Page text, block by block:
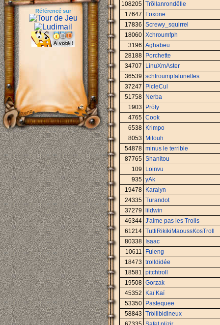
Référencé sur
108205 Trõllanrondëlle
17647
Foxone
17836 Screwy_squirrel
18060 Xchroumfph
3196 Aghabeu
28188
Porchette
34707
LinuXmAster
36539 schtroumpfalunettes
37247
PicleCul
51758
Nerba
1903
Pröfy
4765 Cook
6538
Krimpo
8053
Milouh
54878 minus le terrible
87765 Shanitou
109
Loinvu
935 yAk
19478
Karalyn
24335 Turandot
37279
lildwin
46344 J'aime pas les Trolls
61214 TuttiRikikiMaoussKosTroll
80338
Isaac
10611
Fuleng
18473 trolldidée
18581 pitchtroll
19508 Gorzak
45352
Kaï Kaï
53350
Pastequee
58843 Tröllibidineux